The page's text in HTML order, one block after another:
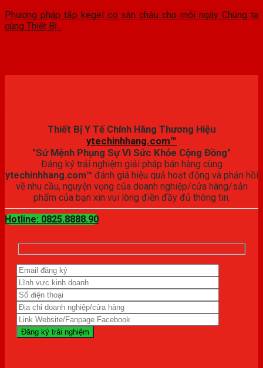
Phương pháp tập kegel cơ sàn chậu cho mỗi ngày Chúng ta
cùng Thiết Bị...
Thiết Bị Y Tế Chính Hãng Thương Hiệu
ytechinhhang.com™
"Sứ Mệnh Phụng Sự Vì Sức Khỏe Cộng Đồng"
Đăng ký trải nghiệm giải pháp bán hàng cùng
ytechinhhang.com™ đánh giá hiệu quả hoạt động và phản hồi
về nhu cầu, nguyện vọng của doanh nghiệp/cửa hàng/sản
phẩm của bạn xin vui lòng điền đầy đủ thông tin.
Hotline: 0825.8888.90